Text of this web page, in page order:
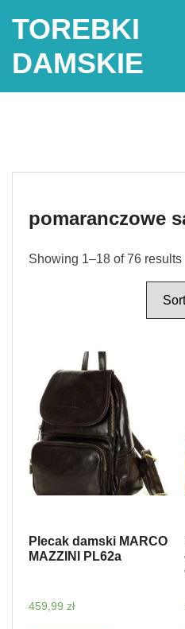
TOREBKI
DAMSKIE
pomaranczowe
Showing 1–18 of 76 results
Plecak damski MARCO
MAZZINI PL62a
459,99 zł